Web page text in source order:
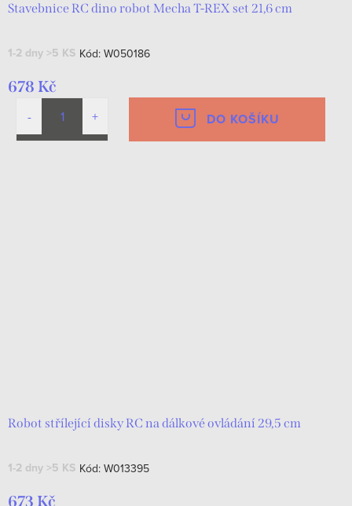
Stavebnice RC dino robot Mecha T-REX set 21,6 cm
1-2 dny >5 KS Kód: W050186
678 Kč
DO KOŠÍKU
Robot střílející disky RC na dálkové ovládání 29,5 cm
1-2 dny >5 KS Kód: W013395
673 Kč